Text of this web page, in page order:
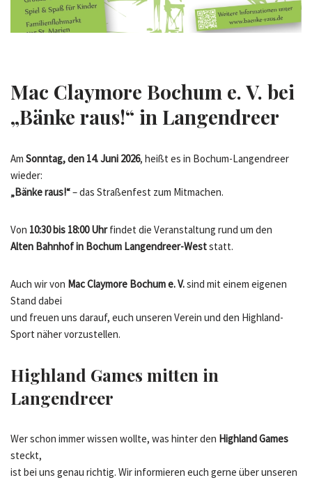
Mac Claymore Bochum e. V. bei
„Bänke raus!“ in Langendreer
Am Sonntag, den 14. Juni 2026, heißt es in Bochum-Langendreer
wieder:
„Bänke raus!“– das Straßenfest zum Mitmachen.
Von 10:30 bis 18:00 Uhrfindet die Veranstaltung rund um den
Alten Bahnhof in Bochum Langendreer-Weststatt.
Auch wir von Mac Claymore Bochum e. V.sind mit einem eigenen
Stand dabei
und freuen uns darauf, euch unseren Verein und den Highland-
Sport näher vorzustellen.
Highland Games mitten in
Langendreer
Wer schon immer wissen wollte, was hinter den Highland Games
steckt,
ist bei uns genau richtig. Wir informieren euch gerne über unseren